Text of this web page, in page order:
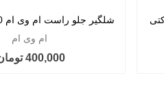
شلگیر جلو راست ام وی ام 110 S شرکتی
ام وی ام
400,000 تومان